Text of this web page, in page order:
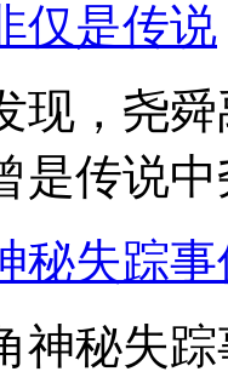
仅是传说
现，尧
是传说
秘失踪事
神秘失